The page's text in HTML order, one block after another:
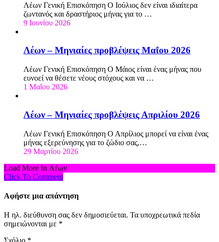
Λέων Γενική Επισκόπηση Ο Ιούλιος δεν είναι ιδιαίτερα
ζωντανός και δραστήριος μήνας για το …
9 Ιουνίου 2026
Λέων – Μηνιαίες προβλέψεις Μαΐου 2026
Λέων Γενική Επισκόπηση Ο Μάιος είναι ένας μήνας που
ευνοεί να θέσετε νέους στόχους και να …
1 Μαΐου 2026
Λέων – Μηνιαίες προβλέψεις Απριλίου 2026
Λέων Γενική Επισκόπηση Ο Απρίλιος μπορεί να είναι ένας
μήνας εξερεύνησης για το ζώδιο σας,…
29 Μαρτίου 2026
Load More In Λέων
Click To Comment
Αφήστε μια απάντηση
Η ηλ. διεύθυνση σας δεν δημοσιεύεται. Τα υποχρεωτικά πεδία
σημειώνονται με *
Σχόλιο *